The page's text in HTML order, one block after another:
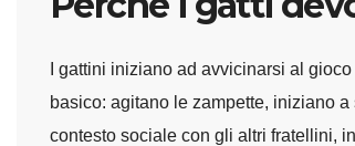
I gattini iniziano ad avvicinarsi al
basico: agitano le zampette, iniziano
contesto sociale con gli altri fratellini,